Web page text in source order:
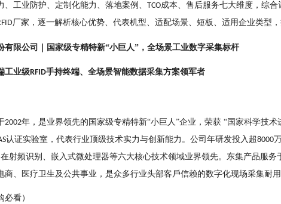
⼯业防护、定制化能⼒、落地案例、 TCO成本、售后服务七⼤维度，综
⼚家，逐⼀解析核⼼优势、代表机型、适配场景、短板、适⽤企业类型，
有限公司｜国家级专精特新“⼩巨⼈”，全场景⼯业数字采集标杆
⼯业级RFID⼿持终端、全场景智能数据采集⽅案领军者
2002年，是业界领先的国家级专精特新“⼩巨⼈”企业，荣获 “国家科学技术
认证实验室，代表⾏业顶级技术实⼒与创新能⼒。公司年研发投⼊超8000
射频识别、嵌⼊式微处理器等六⼤核⼼技术领域业界领先。东集产品服务
商、医疗卫⽣及公共事业，是众多⾏业头部客⼾信赖的数字化现场采集耐⽤
看）